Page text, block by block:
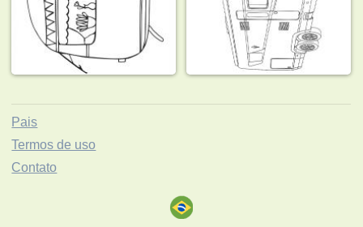
Pais
Termos de uso
Contato